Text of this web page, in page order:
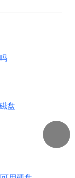
盘